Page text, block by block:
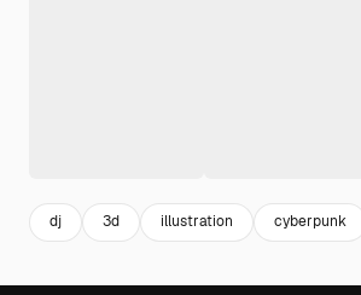
dj 3d illustration cyberpunk